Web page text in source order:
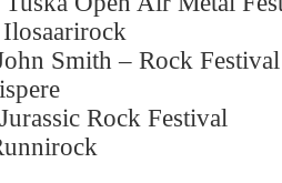
Smith – Rock Festival
Rock Festival